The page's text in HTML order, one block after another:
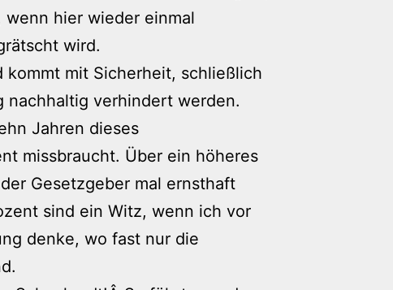
hier wieder einmal
wird.
kommt mit Sicherheit, schließlich
nachhaltig verhindert werden.
Jahren dieses
missbraucht. Über ein höheres
Gesetzgeber mal ernsthaft
sind ein Witz, wenn ich vor
denke, wo fast nur die